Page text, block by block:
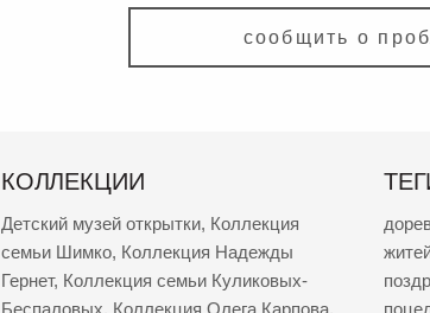
сообщить о
КОЛЛЕКЦИИ
Детский музей открытки, Коллекция
семьи Шимко, Коллекция Надежды
Гернет, Коллекция семьи Куликовых-
Беспаловых, Коллекция Олега Карпова,